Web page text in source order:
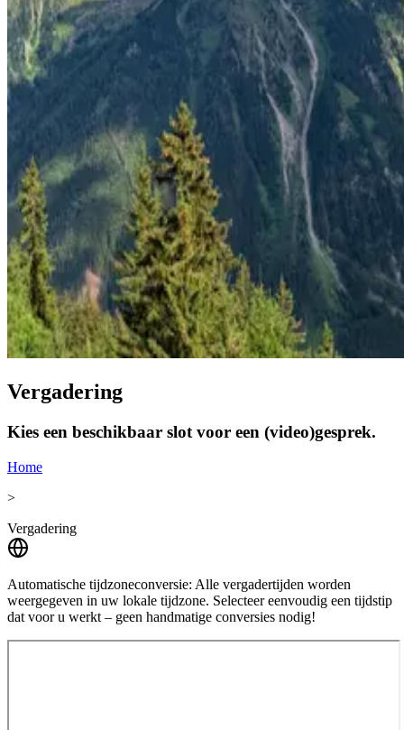
Vergadering
Kies een beschikbaar slot voor een (video)gesprek.
Home
>
Vergadering
Automatische tijdzoneconversie: Alle vergadertijden worden
weergegeven in uw lokale tijdzone. Selecteer eenvoudig een tijdstip
dat voor u werkt – geen handmatige conversies nodig!